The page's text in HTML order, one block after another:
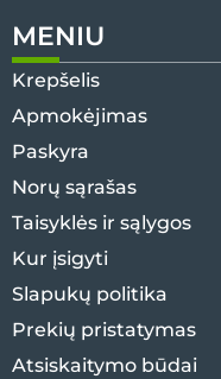
MENIU
Krepšelis
Apmokėjimas
Paskyra
Norų sąrašas
Taisyklės ir sąlygos
Kur įsigyti
Slapukų politika
Prekių pristatymas
Atsiskaitymo būdai